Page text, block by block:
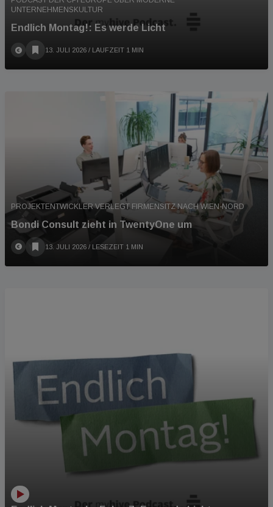
UNTERNEHMENSKULTUR
Endlich Montag!: Es werde Licht
13. JULI 2026 / LAUFZEIT 1 MIN
PROJEKTENTWICKLER VERLEGT FIRMENSITZ NACH WIEN-NORD
Bondi Consult zieht in TwentyOne um
13. JULI 2026 / LESEZEIT 1 MIN